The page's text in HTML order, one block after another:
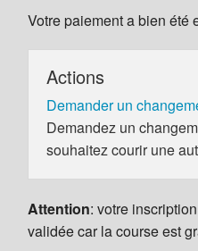
Votre paiement a bien été
Actions
Demander un
Demandez un
souhaitez courir une
Attention: votre
validée car la course est